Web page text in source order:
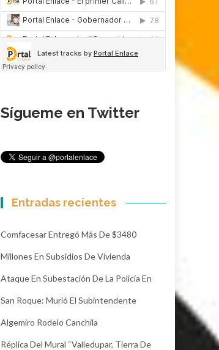
Sígueme en Twitter
Entradas recientes
Comfacesar Entregó Más De $3480
Millones En Subsidios De Vivienda
Ataque En Subestación De La Policía En
San Roque: Murió El Subintendente
Algemiro Rodelo Canchila
Réplica Del Mural “Valledupar, Tierra De